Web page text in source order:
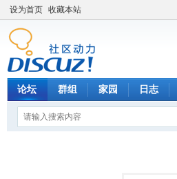
设为首页 收藏本站
论坛 群组 家园 日志